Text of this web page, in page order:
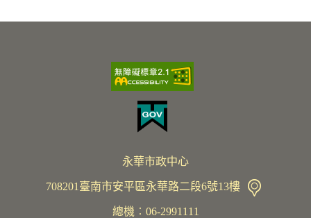
永華市政中心
708201臺南市安平區永華路二段6號13樓
總機︰06-2991111